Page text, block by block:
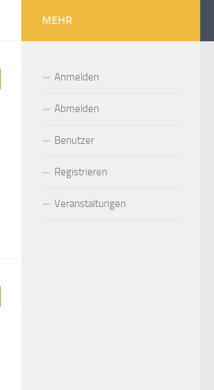
MEHR
Anmelden
Abmelden
Benutzer
Registrieren
Veranstaltungen